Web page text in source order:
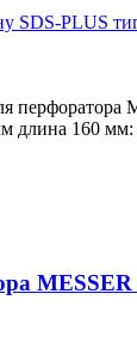
SDS-PLUS
перфоратора
длина 160